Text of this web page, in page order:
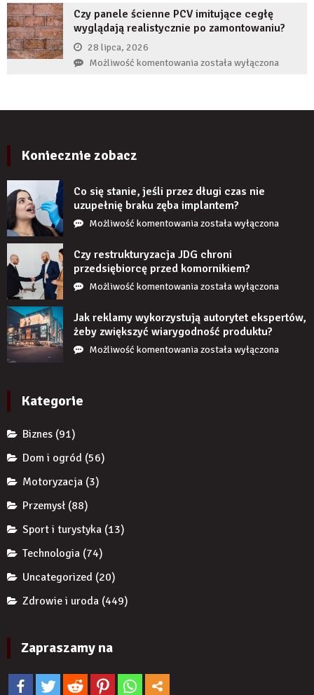
wiarygodność
produktu?
gdy
implant
zaczyna
Czy panele ścienne PCV imitujące cegłę
wyglądają realistycznie po zamontowaniu?
28 lipca, 2026
Możliwość komentowaniaCzy
zamontowaniu?
została wyłączona
Koniecznie zobacz
Co się stanie, jeśli przez długi czas nie
uzupełnię braku zęba implantem?
Możliwość komentowaniaCo
stanie,
jeśli
przez
czas
nie
uzupełnię
braku
została wyłączona
Czy restrukturyzacja JDG chroni
przedsiębiorcę przed komornikiem?
Możliwość komentowaniaCzy
JDG
chroni
przedsiębiorcę
została wyłączona
Jak reklamy wykorzystują autorytet ekspertów,
żeby zwiększyć wiarygodność produktu?
Możliwość komentowaniaJak
została wyłączona
Kategorie
Biznes (91)
Dom i ogród (56)
Motoryzacja (3)
Przemysł (88)
Sport i turystyka (13)
Technologia (74)
Uncategorized (20)
Zdrowie i uroda (449)
Zapraszamy na